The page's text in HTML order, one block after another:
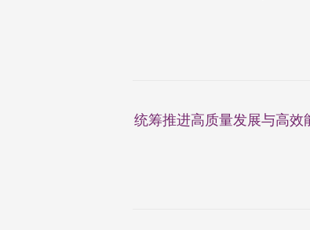
统筹推进高质量发展与高